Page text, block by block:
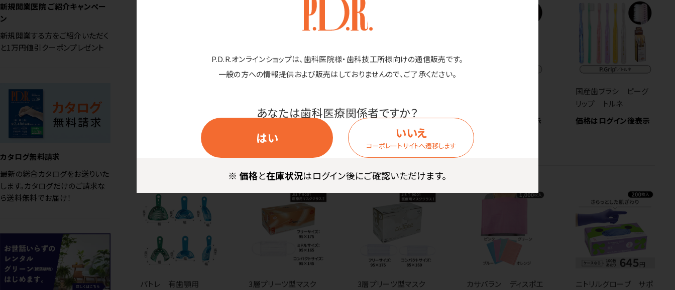
P.D.R.オンラインショップは、歯科医院様・歯科技工所様向けの通信販売です。
一般の方への情報提供および販売はしておりませんので、ご了承ください。
あなたは歯科医療関係者ですか？
はい
いいえ
コーポレートサイトへ遷移します
※ 価格と在庫状況はログイン後にご確認いただけます。
新規開業医院 ご紹介キャンペー
ン
新規開業する方をご紹介いただく
と1万円値引クーポンプレゼント
カタログ無料請求
最新の総合カタログをお送りいた
します。カタログだけのご請求な
ら送料無料でお届け！
価格はログイン後表示
紙コップ ジャングル
価格はログイン後表示
価格はログイン後表示
価格はログイン後表示
国産歯ブラシ ピーグ
リップ トルネ
価格はログイン後表示
パトレ 有歯顎用
3層プリーツ型マスク
3層プリーツ型マスク
カサバラン ディスポエ
ニトリルグローブ サポ